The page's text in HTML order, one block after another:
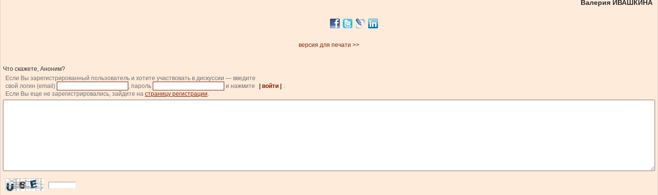
Валерия ИВАШКИНА
версия для печати >>
Что скажете, Аноним?
Если Вы зарегистрированный пользователь и хотите участвовать в дискуссии — введите
свой логин (email)
, пароль и нажмите | войти |
.
Если Вы еще не зарегистрировались, зайдите на страницу регистрации.